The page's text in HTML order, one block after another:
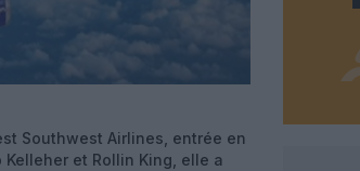
Southwest Airlines , entrée en
et Rollin King, elle a